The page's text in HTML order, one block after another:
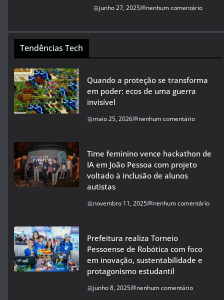
junho 27, 2025 nenhum comentário
Tendências Tech
Quando a proteção se transforma
em poder: ecos de uma guerra
invisível
maio 25, 2026 nenhum comentário
Time feminino vence hackathon de
IA em João Pessoa com projeto
voltado à inclusão de alunos
autistas
novembro 11, 2025 nenhum comentário
Prefeitura realiza Torneio
Pessoense de Robótica com foco
em inovação, sustentabilidade e
protagonismo estudantil
junho 8, 2025 nenhum comentário